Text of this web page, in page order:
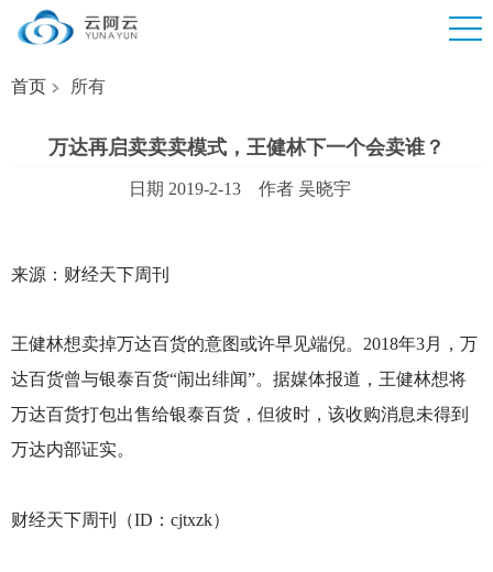
首页 所有
万达再启卖卖卖模式，王健林下一个会卖谁？
日期 2019-2-13 作者 吴晓宇
来源：财经天下周刊
王健林想卖掉万达百货的意图或许早见端倪。2018年3月，万
达百货曾与银泰百货“闹出绯闻”。据媒体报道，王健林想将
万达百货打包出售给银泰百货，但彼时，该收购消息未得到
万达内部证实。
财经天下周刊（ID：cjtxzk）